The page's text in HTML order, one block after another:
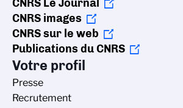
CNRS Le Journal
CNRS images
CNRS sur le web
Publications du CNRS
Votre profil
Presse
Recrutement